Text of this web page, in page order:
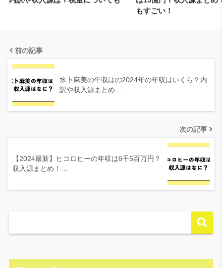
もすごい！
前の記事
水卜麻美の年収はの2024年の年収はいくら？内
訳や収入源まとめ…
次の記事
【2024最新】ヒコロヒーの年収は6千5百万円？
収入源まとめ！…